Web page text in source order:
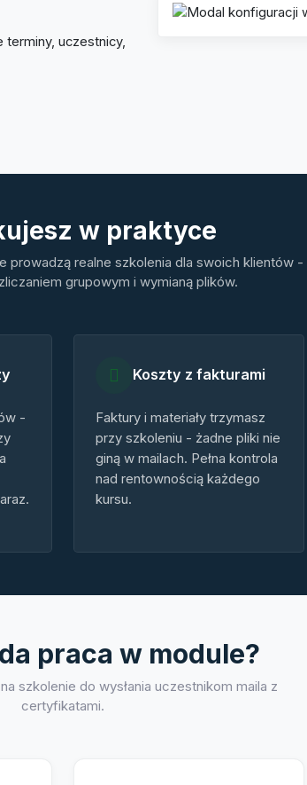
terminy, uczestnicy,
w praktyce
prowadzą realne szkolenia dla swoich klientów -
grupowym i wymianą plików.
-
Koszty z fakturami
Faktury i materiały trzymasz
przy szkoleniu - żadne pliki nie
giną w mailach. Pełna kontrola
nad rentownością każdego
kursu.
praca w module?
szkolenie do wysłania uczestnikom maila z
certyfikatami.